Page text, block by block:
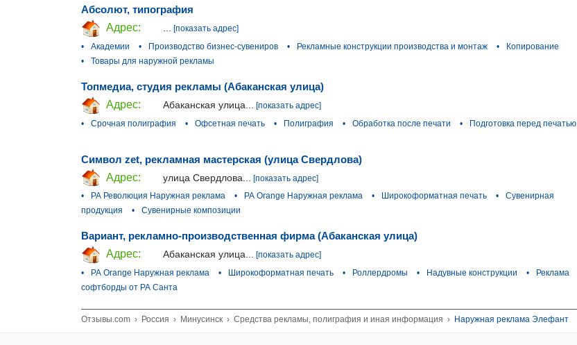
Абсолют, типография
Адрес:
[показать адрес]
•
Академии • Производство бизнес-сувениров • Рекламные конструкции производства и монтаж •
Копирование
•
Товары для наружной рекламы
Топмедиа, студия рекламы (Абаканская улица)
Адрес:
Абаканская улица...
[показать адрес]
•
Срочная полиграфия • Офсетная печать • Полиграфия • Обработка после печати • Подготовка перед печатью
Символ zet, рекламная мастерская (улица Свердлова)
Адрес:
улица Свердлова...
[показать адрес]
•
РА Революция Наружная реклама • РА Orange Наружная реклама • Широкоформатная печать •
Сувенирная
продукция
• Сувенирные композиции
Вариант, рекламно-производственная фирма (Абаканская улица)
Адрес:
Абаканская улица... [показать адрес]
•
РА Orange Наружная реклама • Широкоформатная печать • Роллердромы • Надувные конструкции •
Реклама
софтборды от РА Санта
Отзывы.com › Россия › Минусинск › Средства рекламы, полиграфия и иная информация › Наружная реклама Элефант